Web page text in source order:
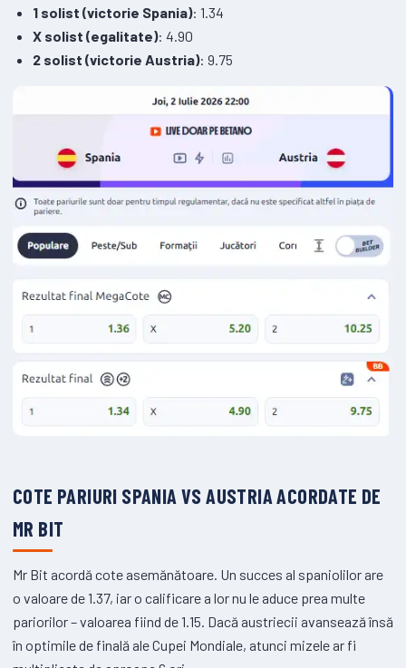
1 solist (victorie Spania): 1.34
X solist (egalitate): 4.90
2 solist (victorie Austria): 9.75
COTE PARIURI SPANIA VS AUSTRIA ACORDATE DE
MR BIT
Mr Bit acordă cote asemănătoare. Un succes al spaniolilor are
o valoare de 1.37, iar o calificare a lor nu le aduce prea multe
pariorilor – valoarea fiind de 1.15. Dacă austriecii avansează însă
în optimile de finală ale Cupei Mondiale, atunci mizele ar fi